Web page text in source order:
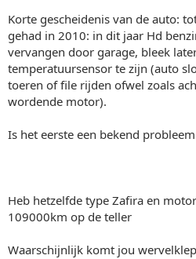
Korte gescheidenis van de auto:
gehad in 2010: in dit jaar Hd
vervangen door garage, bleek
temperatuursensor te zijn (auto
toeren of file rijden ofwel zoals
wordende motor).
Is het eerste een bekend probleem
Heb hetzelfde type Zafira en
109000km op de teller
Waarschijnlijk komt jou